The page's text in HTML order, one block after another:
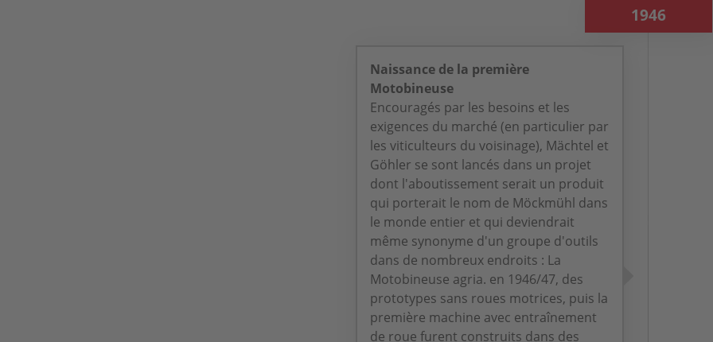
1946
Naissance de la première
Motobineuse
Encouragés par les besoins et les
exigences du marché (en particulier par
les viticulteurs du voisinage), Mächtel et
Göhler se sont lancés dans un projet
dont l'aboutissement serait un produit
qui porterait le nom de Möckmühl dans
le monde entier et qui deviendrait
même synonyme d'un groupe d'outils
dans de nombreux endroits : La
Motobineuse agria. en 1946/47, des
prototypes sans roues motrices, puis la
première machine avec entraînement
de roue furent construits dans des